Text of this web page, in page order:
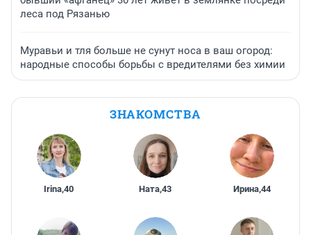
леса под Рязанью
Муравьи и тля больше не сунут носа в ваш огород:
народные способы борьбы с вредителями без химии
ЗНАКОМСТВА
Irina,40 Ната,43 Ирина,44